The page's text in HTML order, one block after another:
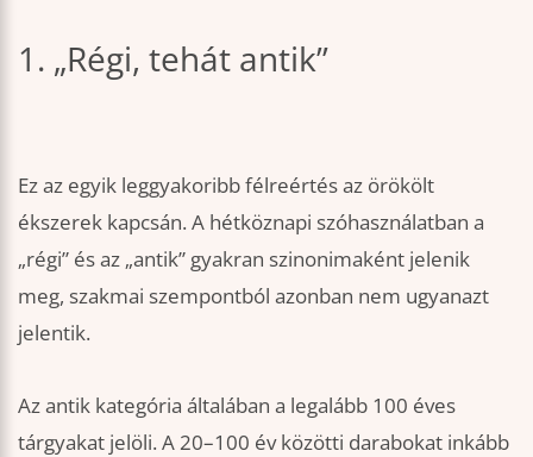
1. „Régi, tehát antik”
Ez az egyik leggyakoribb félreértés az örökölt
ékszerek kapcsán. A hétköznapi szóhasználatban a
„régi” és az „antik” gyakran szinonimaként jelenik
meg, szakmai szempontból azonban nem ugyanazt
jelentik.
Az antik kategória általában a legalább 100 éves
tárgyakat jelöli. A 20–100 év közötti darabokat inkább